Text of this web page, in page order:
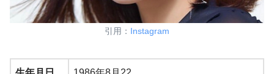
引用： Instagram